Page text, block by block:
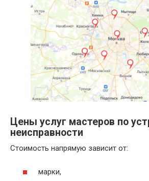
Цены услуг мастеров по
неисправности
Стоимость напрямую зависит от:
марки,